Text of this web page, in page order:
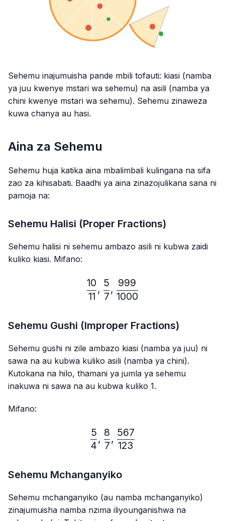
Sehemu inajumuisha pande mbili tofauti: kiasi (namba
ya juu kwenye mstari wa sehemu) na asili (namba ya
chini kwenye mstari wa sehemu). Sehemu zinaweza
kuwa chanya au hasi.
Aina za Sehemu
Sehemu huja katika aina mbalimbali kulingana na sifa
zao za kihisabati. Baadhi ya aina zinazojulikana sana ni
pamoja na:
Sehemu Halisi (Proper Fractions)
Sehemu halisi ni sehemu ambazo asili ni kubwa zaidi
kuliko kiasi. Mifano:
11
10
,
7
5
,
1000
999
Sehemu Gushi (Improper Fractions)
Sehemu gushi ni zile ambazo kiasi (namba ya juu) ni
sawa na au kubwa kuliko asili (namba ya chini).
Kutokana na hilo, thamani ya jumla ya sehemu
inakuwa ni sawa na au kubwa kuliko 1.
Mifano:
4
5
,
7
8
,
123
567
Sehemu Mchanganyiko
Sehemu mchanganyiko (au namba mchanganyiko)
zinajumuisha namba nzima iliyounganishwa na